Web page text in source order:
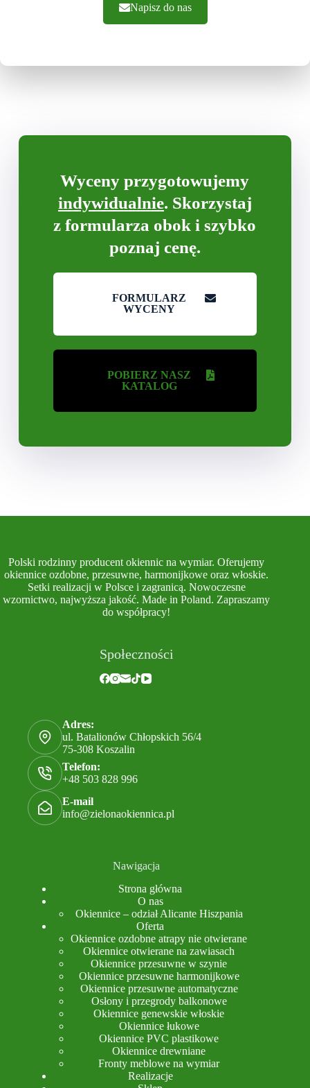
Napisz do nas
Wyceny przygotowujemy
indywidualnie. Skorzystaj
z formularza obok i szybko
poznaj cenę.
FORMULARZ
WYCENY
POBIERZ NASZ
KATALOG
Polski rodzinny producent okiennic na wymiar. Oferujemy
okiennice ozdobne, przesuwne, harmonijkowe oraz włoskie.
Setki realizacji w Polsce i zagranicą. Nowoczesne
wzornictwo, najwyższa jakość. Made in Poland. Zapraszamy
do współpracy!
Społeczności
Adres:
ul. Batalionów Chłopskich 56/4
75-308 Koszalin
Telefon:
+48 503 828 996
E-mail
info@zielonaokiennica.pl
Nawigacja
Strona główna
O nas
Okiennice – odział Alicante Hiszpania
Oferta
Okiennice ozdobne atrapy nie otwierane
Okiennice otwierane na zawiasach
Okiennice przesuwne w szynie
Okiennice przesuwne harmonijkowe
Okiennice przesuwne automatyczne
Osłony i przegrody balkonowe
Okiennice genewskie włoskie
Okiennice łukowe
Okiennice PVC plastikowe
Okiennice drewniane
Fronty meblowe na wymiar
Realizacje